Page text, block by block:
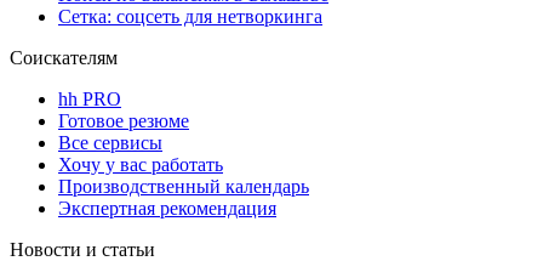
Сетка: соцсеть для нетворкинга
Соискателям
hh PRO
Готовое резюме
Все сервисы
Хочу у вас работать
Производственный календарь
Экспертная рекомендация
Новости и статьи